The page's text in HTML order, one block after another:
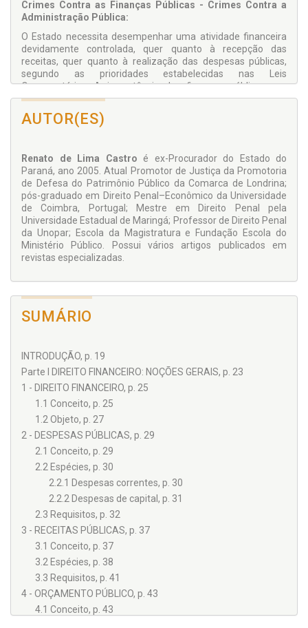
Crimes Contra as Finanças Públicas - Crimes Contra a
Administração Pública:
O Estado necessita desempenhar uma atividade financeira
devidamente controlada, quer quanto à recepção das
receitas, quer quanto à realização das despesas públicas,
segundo as prioridades estabelecidas nas Leis
Orçamentárias. A importância das finanças públicas nos
quadros de um Estado de Direito democrático e social
legitima a intervenção do Direito Penal, desde que
respeitados os princípios de garantia albergados, explicita ou
no Código Penal, com a correspondente decomposição típica
dos injustos penais, segundo uma análise crítica e à luz da
dogmática penal. Para tanto e em caráter antecedente,
apresentam-se noções gerais de direito financeiro,
destacando o tratamento das finanças públicas na
Constituição Federal de 1988, enfatizando sua proeminência
na consecução dos direitos fundamentais consignados na
carta magna.
AUTOR(ES)
Renato de Lima Castro é ex-Procurador do Estado do
Paraná, ano 2005. Atual Promotor de Justiça da Promotoria
de Defesa do Patrimônio Público da Comarca de Londrina;
pós-graduado em Direito Penal–Econômico da Universidade
de Coimbra, Portugal; Mestre em Direito Penal pela
Universidade Estadual de Maringá; Professor de Direito Penal
da Unopar; Escola da Magistratura e Fundação Escola do
Ministério Público. Possui vários artigos publicados em
revistas especializadas.
SUMÁRIO
INTRODUÇÃO, p. 19
Parte I DIREITO FINANCEIRO: NOÇÕES GERAIS, p. 23
1 - DIREITO FINANCEIRO, p. 25
1.1 Conceito, p. 25
1.2 Objeto, p. 27
2 - DESPESAS PÚBLICAS, p. 29
2.1 Conceito, p. 29
2.2 Espécies, p. 30
2.2.1 Despesas correntes, p. 30
2.2.2 Despesas de capital, p. 31
2.3 Requisitos, p. 32
3 - RECEITAS PÚBLICAS, p. 37
3.1 Conceito, p. 37
3.2 Espécies, p. 38
3.3 Requisitos, p. 41
4 - ORÇAMENTO PÚBLICO, p. 43
4.1 Conceito, p. 43